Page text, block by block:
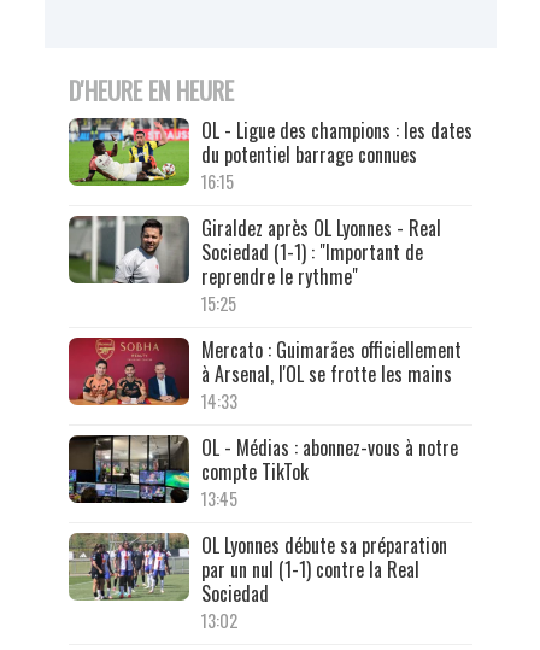
D'HEURE EN HEURE
OL - Ligue des champions : les dates
du potentiel barrage connues
16:15
Giraldez après OL Lyonnes - Real
Sociedad (1-1) : "Important de
reprendre le rythme"
15:25
Mercato : Guimarães officiellement
à Arsenal, l'OL se frotte les mains
14:33
OL - Médias : abonnez-vous à notre
compte TikTok
13:45
OL Lyonnes débute sa préparation
par un nul (1-1) contre la Real
Sociedad
13:02